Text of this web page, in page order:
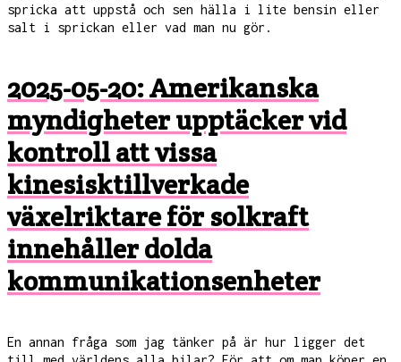
spricka att uppstå och sen hälla i lite bensin eller
salt i sprickan eller vad man nu gör.
2025-05-20: Amerikanska
myndigheter upptäcker vid
kontroll att vissa
kinesisktillverkade
växelriktare för solkraft
innehåller dolda
kommunikationsenheter
En annan fråga som jag tänker på är hur ligger det